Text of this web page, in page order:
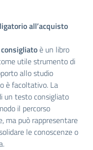
all’acquisto
è un libro
utile strumento di
allo studio
è facoltativo. La
un testo consigliato
il percorso
ma può rappresentare
le conoscenze o